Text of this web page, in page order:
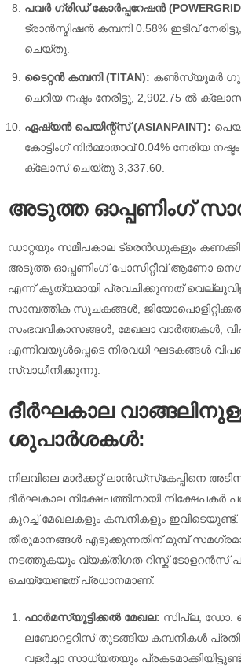
പവർ ഗ്രിഡ് കോർപ്പറേഷൻ
ട്രാൻസ്മിഷൻ കമ്പനി 0.58% ഇടിവ്
ചെയ്തു.
ടൈറ്റൻ കമ്പനി (TITAN): കൺസ്യൂമർ
ചെറിയ നഷ്ടം നേരിട്ടു, 2,902.75 ൽ
ഏഷ്യൻ പെയിന്റ്‌സ് (ASIANPAINT):
കോട്ടിംഗ് നിർമ്മാതാവ് 0.04% നേരിയ
ക്ലോസ് ചെയ്തു 3,337.60.
അടുത്ത ഓപ്പണിംഗ്
ഡാറ്റയും സമീപകാല ട്രെൻഡുകളും
അടുത്ത ഓപ്പണിംഗ് പോസിറ്റീവ് ആണോ
എന്ന് കൃത്യമായി പ്രവചിക്കുന്നത്
സാമ്പത്തിക സൂചകങ്ങൾ,
സംഭവവികാസങ്ങൾ, മേഖലാ വാർത്തകൾ,
എന്നിവയുൾപ്പെടെ നിരവധി ഘടകങ്ങൾ
സ്വാധീനിക്കുന്നു.
ദീർഘകാല
ശുപാർശകൾ:
നിലവിലെ മാർക്കറ്റ് ലാൻഡ്‌സ്‌കേപ്പിനെ
ദീർഘകാല നിക്ഷേപത്തിനായി നിക്ഷേപകർ
കുറച്ച് മേഖലകളും കമ്പനികളും ഇവിടെയുണ്ട്.
തീരുമാനങ്ങൾ എടുക്കുന്നതിന് മുമ്പ്
നടത്തുകയും വ്യക്തിഗത റിസ്ക് ടോളറൻസ്
ചെയ്യേണ്ടത് പ്രധാനമാണ്.
ഫാർമസ്യൂട്ടിക്കൽ മേഖല: സിപ്ല, ഡോ.
ലബോറട്ടറീസ് തുടങ്ങിയ കമ്പനികൾ
വളർച്ചാ സാധ്യതയും